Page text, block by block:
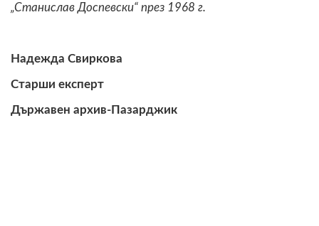
„Станислав Доспевски“ през 1968 г.
Надежда Свиркова
Старши експерт
Държавен архив-Пазарджик